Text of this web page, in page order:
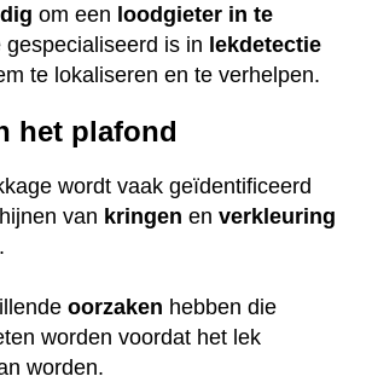
om een loodgieter in te
gespecialiseerd is in lekdetectie
te lokaliseren en te verhelpen.
het plafond
wordt vaak geïdentificeerd
van kringen en verkleuring
oorzaken hebben die
worden voordat het lek
worden.